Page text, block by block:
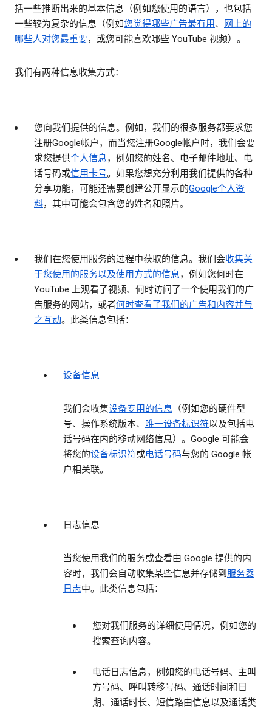
括一些推断出来的基本信息（例如您使用的语言），也包括
一些较为复杂的信息（例如您觉得哪些广告最有用、
网上的
哪些人对您最重要，或您可能喜欢哪些 YouTube 视频）。
我们有两种信息收集方式：
您向我们提供的信息。例如，我们的很多服务都要求您
注册Google帐户，而当您注册Google帐户时，我们会要
求您提供个人信息，例如您的姓名、电子邮件地址、电
话号码或信用卡号。如果您想充分利用我们提供的各种
分享功能，可能还需要创建公开显示的Google个人资
料，其中可能会包含您的姓名和照片。
我们在您使用服务的过程中获取的信息。我们会收集关
于您使用的服务以及使用方式的信息，例如您何时在
YouTube 上观看了视频、何时访问了一个使用我们的广
告服务的网站，或者何时查看了我们的广告和内容并与
之互动。此类信息包括：
设备信息
我们会收集设备专用的信息 （例如您的硬件型
号、操作系统版本、 唯一设备标识符以及包括电
话号码在内的移动网络信息）。Google 可能会
将您的设备标识符或电话号码与您的 Google 帐
户相关联。
日志信息
当您使用我们的服务或查看由 Google 提供的内
容时，我们会自动收集某些信息并存储到 服务器
日志中。此类信息包括：
您对我们服务的详细使用情况，例如您的
搜索查询内容。
电话日志信息，例如您的电话号码、主叫
方号码、呼叫转移号码、通话时间和日
期、通话时长、短信路由信息以及通话类